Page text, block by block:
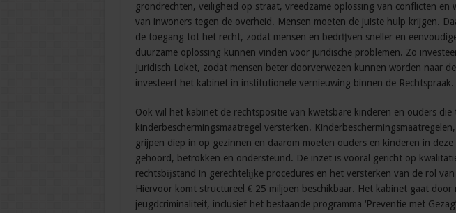
grondrechten, veiligheid op straat, vreedzame oplossing van conflicten en
van inwoners tegen de overheid. Mensen moeten de juiste hulp krijgen.
de toegang tot het recht, zodat mensen en bedrĳven sneller en
duurzame oplossing kunnen vinden voor juridische problemen. Zo
Juridisch Loket, zodat mensen beter doorverwezen kunnen worden naar
investeert het kabinet in institutionele vernieuwing binnen de Rechtspraak.
Ook wil het kabinet de rechtspositie van kwetsbare kinderen en ouders die
kinderbeschermingsmaatregel versterken.
grijpen diep in op gezinnen en daarom moeten ouders en kinderen in
gehoord, betrokken en ondersteund. De inzet is vooral gericht op
rechtsbĳstand in gerechtelĳke procedures en het versterken van de rol
Hiervoor komt structureel € 25 miljoen beschikbaar. Het kabinet gaat door
jeugdcriminaliteit, inclusief het bestaande programma ‘Preventie met